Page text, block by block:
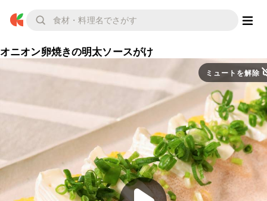
オニオン卵焼きの明太ソースがけ
ミュートを解除